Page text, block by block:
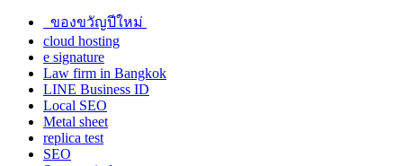
ของขวัญปีใหม่
cloud hosting
e signature
Law firm in Bangkok
LINE Business ID
Local SEO
Metal sheet
replica test
SEO